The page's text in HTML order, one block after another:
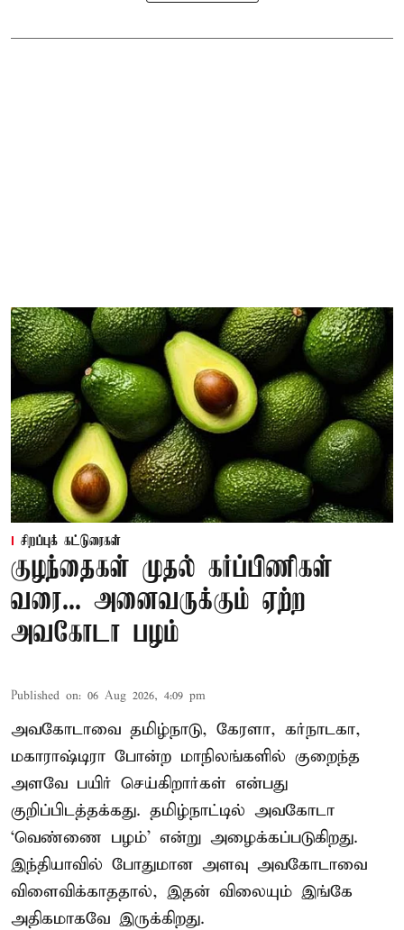
சிறப்புக் கட்டுரைகள்
குழந்தைகள் முதல் கர்ப்பிணிகள்
வரை... அனைவருக்கும் ஏற்ற
அவகோடா பழம்
Published on: 06 Aug 2026, 4:09 pm
அவகோடாவை தமிழ்நாடு, கேரளா, கர்நாடகா,
மகாராஷ்டிரா போன்ற மாநிலங்களில் குறைந்த
அளவே பயிர் செய்கிறார்கள் என்பது
குறிப்பிடத்தக்கது. தமிழ்நாட்டில் அவகோடா
‘வெண்ணை பழம்’ என்று அழைக்கப்படுகிறது.
இந்தியாவில் போதுமான அளவு அவகோடாவை
விளைவிக்காததால், இதன் விலையும் இங்கே
அதிகமாகவே இருக்கிறது.